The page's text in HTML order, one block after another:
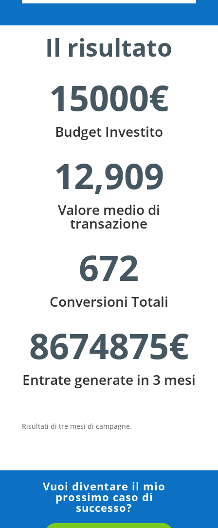
Il risultato
15000€
Budget Investito
12,909
Valore medio di
transazione
672
Conversioni Totali
8674875€
Entrate generate in 3 mesi
Risultati di tre mesi di campagne.
Vuoi diventare il mio
prossimo caso di
successo?